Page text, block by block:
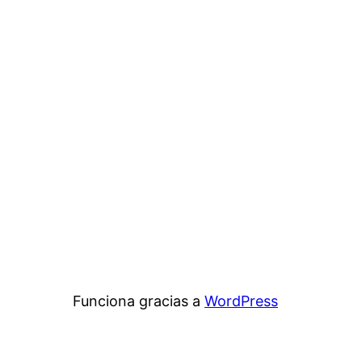
Funciona gracias a WordPress